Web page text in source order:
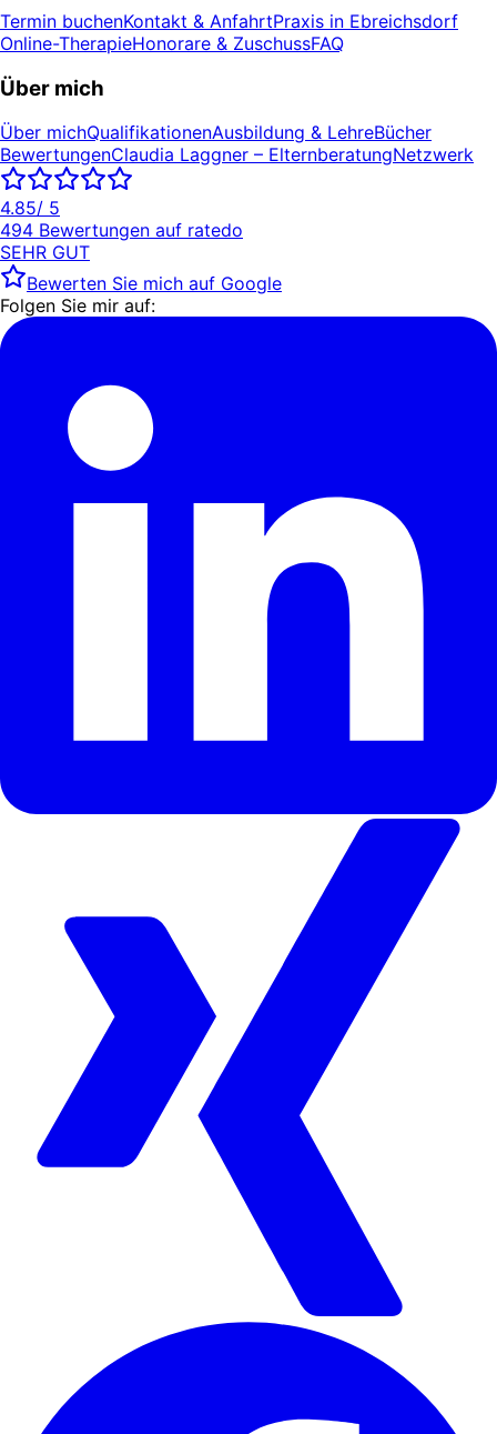
Termin buchenKontakt & AnfahrtPraxis in Ebreichsdorf
Online-TherapieHonorare & ZuschussFAQ
Über mich
Über michQualifikationenAusbildung & LehreBücher
BewertungenClaudia Laggner – ElternberatungNetzwerk
4.85/ 5
494 Bewertungen auf ratedo
SEHR GUT
Bewerten Sie mich auf Google
Folgen Sie mir auf: